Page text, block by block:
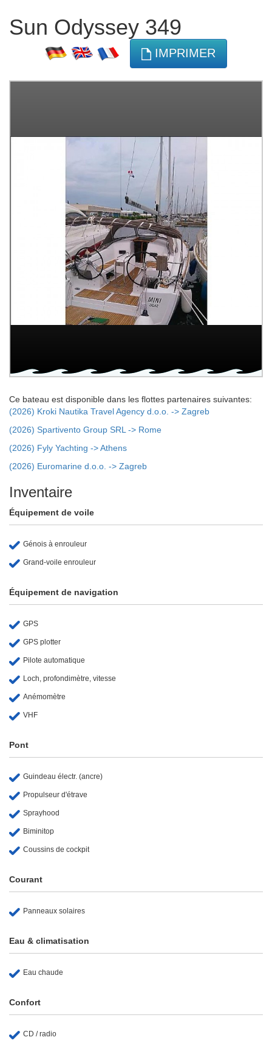
Sun Odyssey 349
IMPRIMER
Ce bateau est disponible dans les flottes partenaires suivantes:
(2026) Kroki Nautika Travel Agency d.o.o. -> Zagreb
(2026) Spartivento Group SRL -> Rome
(2026) Fyly Yachting -> Athens
(2026) Euromarine d.o.o. -> Zagreb
Inventaire
Équipement de voile
Génois à enrouleur
Grand-voile enrouleur
Équipement de navigation
GPS
GPS plotter
Pilote automatique
Loch, profondimètre, vitesse
Anémomètre
VHF
Pont
Guindeau électr. (ancre)
Propulseur d'étrave
Sprayhood
Biminitop
Coussins de cockpit
Courant
Panneaux solaires
Eau & climatisation
Eau chaude
Confort
CD / radio